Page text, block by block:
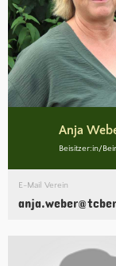
Anja
Beisitzer:in/
E-Mail Verein